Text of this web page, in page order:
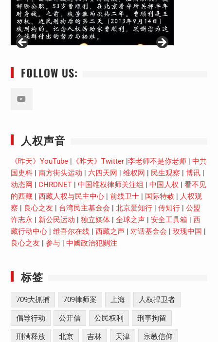
FOLLOW US:
人权声音
《昨天》YouTube| 《昨天》Twitter| 李老师不是你老师| 中共
国史料| 南方街头运动 六四天网 维权网 民生观察 博讯|
动态网
CHRDNET| 中国维权律师关注组 中国人权
看不见
的西藏| 西藏人权与民主中心| 前线卫士| 国际特赦
人权观
察
良心之友 台湾民主基金会 北京爱知行| 传知行| 公盟
许志永
新公民运动 独立媒体| 全球之声| 安全工具箱
西
藏行动中心| 维吾尔在线| 西藏之声| 对话基金会 玫瑰中国
良心之友
参与| 中國政治犯關注
标签
709大抓捕 709律师案 上海 人权捍卫者
倡导行动 公开信 公民权利 刑事拘留
刑满释放 北京 吉林 天津 宗教信仰